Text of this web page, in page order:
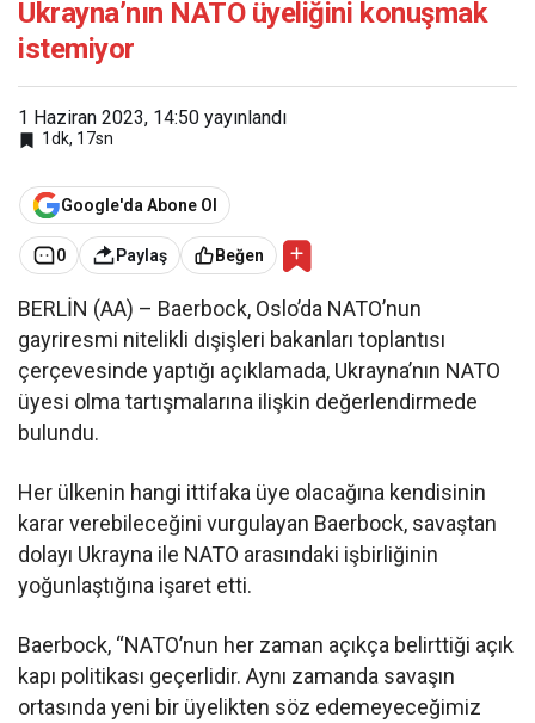
Ukrayna’nın NATO üyeliğini konuşmak
istemiyor
1 Haziran 2023, 14:50 yayınlandı
1dk, 17sn
Google'da Abone Ol
0 Paylaş Beğen
BERLİN (AA) – Baerbock, Oslo’da NATO’nun
gayriresmi nitelikli dışişleri bakanları toplantısı
çerçevesinde yaptığı açıklamada, Ukrayna’nın NATO
üyesi olma tartışmalarına ilişkin değerlendirmede
bulundu.
Her ülkenin hangi ittifaka üye olacağına kendisinin
karar verebileceğini vurgulayan Baerbock, savaştan
dolayı Ukrayna ile NATO arasındaki işbirliğinin
yoğunlaştığına işaret etti.
Baerbock, “NATO’nun her zaman açıkça belirttiği açık
kapı politikası geçerlidir. Aynı zamanda savaşın
ortasında yeni bir üyelikten söz edemeyeceğimiz